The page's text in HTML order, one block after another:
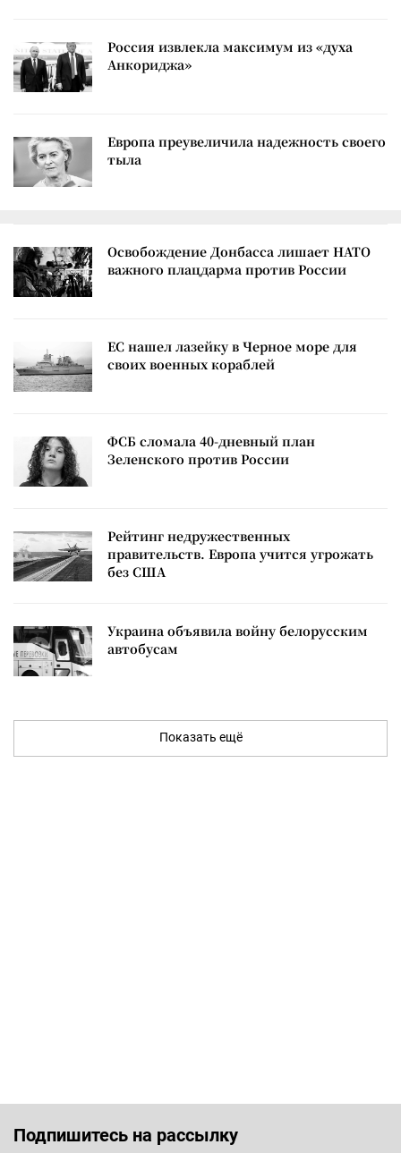
Россия извлекла максимум из «духа
Анкориджа»
Европа преувеличила надежность своего
тыла
Освобождение Донбасса лишает НАТО
важного плацдарма против России
ЕС нашел лазейку в Черное море для
своих военных кораблей
ФСБ сломала 40-дневный план
Зеленского против России
Рейтинг недружественных
правительств. Европа учится угрожать
без США
Украина объявила войну белорусским
автобусам
Показать ещё
Подпишитесь на рассылку